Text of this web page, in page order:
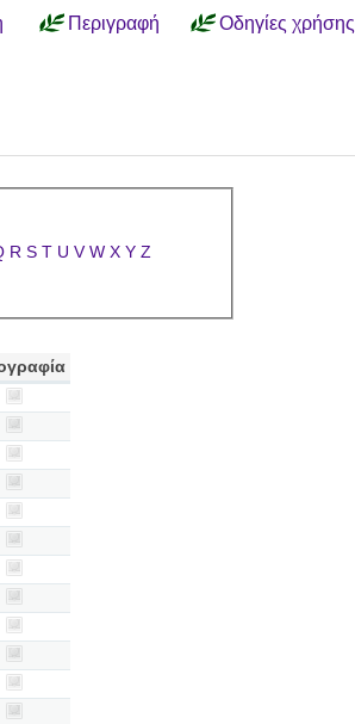
Περιγραφή Οδηγίες χρήσης
R S T U V W X Y Z